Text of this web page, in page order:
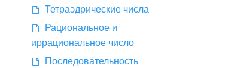
Тетраэдрические числа
Рациональное и
иррациональное число
Последовательность